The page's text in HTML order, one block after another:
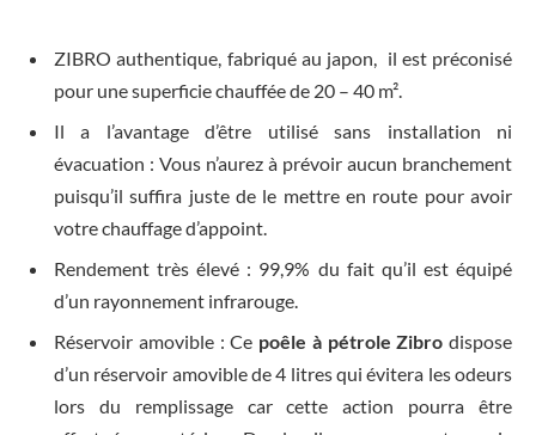
ZIBRO authentique, fabriqué au japon, il est préconisé
pour une superficie chauffée de 20 – 40 m².
Il a l’avantage d’être utilisé sans installation ni
évacuation : Vous n’aurez à prévoir aucun branchement
puisqu’il suffira juste de le mettre en route pour avoir
votre chauffage d’appoint.
Rendement très élevé : 99,9% du fait qu’il est équipé
d’un rayonnement infrarouge.
Réservoir amovible : Ce poêle à pétrole Zibro dispose
d’un réservoir amovible de 4 litres qui évitera les odeurs
lors du remplissage car cette action pourra être